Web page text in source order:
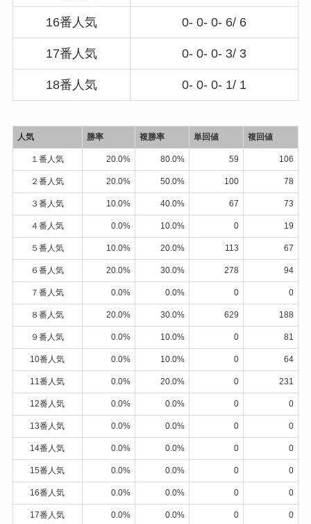
16番人気 0- 0- 0- 6/ 6
17番人気 0- 0- 0- 3/ 3
18番人気 0- 0- 0- 1/ 1
人気 勝率 複勝率 単回値 複回値
１番人気 20.0% 80.0% 59 106
２番人気 20.0% 50.0% 100 78
３番人気 10.0% 40.0% 67 73
４番人気 0.0% 10.0% 0 19
５番人気 10.0% 20.0% 113 67
６番人気 20.0% 30.0% 278 94
７番人気 0.0% 0.0% 0 0
８番人気 20.0% 30.0% 629 188
９番人気 0.0% 10.0% 0 81
10番人気 0.0% 10.0% 0 64
11番人気 0.0% 20.0% 0 231
12番人気 0.0% 0.0% 0 0
13番人気 0.0% 0.0% 0 0
14番人気 0.0% 0.0% 0 0
15番人気 0.0% 0.0% 0 0
16番人気 0.0% 0.0% 0 0
17番人気 0.0% 0.0% 0 0